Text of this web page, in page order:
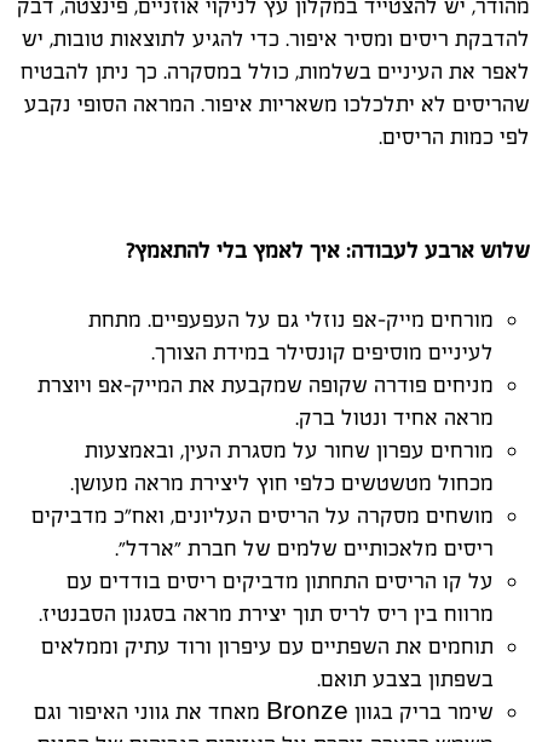
מהודר, יש להצטייד במקלון עץ לניקוי אוזניים, פינצטה, דבק
להדבקת ריסים ומסיר איפור. כדי להגיע לתוצאות טובות, יש
לאפר את העיניים בשלמות, כולל במסקרה. כך ניתן להבטיח
שהריסים לא יתלכלכו משאריות איפור. המראה הסופי נקבע
לפי כמות הריסים.
שלוש ארבע לעבודה: איך לאמץ בלי להתאמץ?
מורחים מייק-אפ נוזלי גם על העפעפיים. מתחת
לעיניים מוסיפים קונסילר במידת הצורך.
מניחים פודרה שקופה שמקבעת את המייק-אפ ויוצרת
מראה אחיד ונטול ברק.
מורחים עפרון שחור על מסגרת העין, ובאמצעות
מכחול מטשטשים כלפי חוץ ליצירת מראה מעושן.
מושחים מסקרה על הריסים העליונים, ואח"כ מדביקים
ריסים מלאכותיים שלמים של חברת ״ארדל״.
על קו הריסים התחתון מדביקים ריסים בודדים עם
מרווח בין ריס לריס תוך יצירת מראה בסגנון הסבנטיז.
תוחמים את השפתיים עם עיפרון ורוד עתיק וממלאים
בשפתון בצבע תואם.
שימר בריק בגוון Bronze מאחד את גווני האיפור וגם